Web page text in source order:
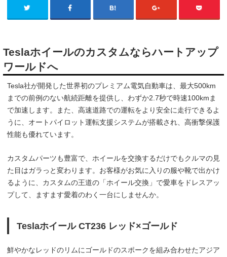
Teslaホイールのカスタムならハートアップ
ワールドへ
Tesla社が開発した世界初のプレミアム電気自動車は、最大500km
までの前例のない航続距離を提供し、わずか2.7秒で時速100kmま
で加速します。また、高速道路での運転をより安全に走行できるよ
うに、オートパイロット運転支援システムが搭載され、高衝撃保護
性能も優れています。
カスタムパーツも豊富で、ホイールを交換するだけでもクルマの見
た目はガラっと変わります。お客様がお気に入りの服や靴で出かけ
るように、カスタムの王道の「ホイール交換」で愛車をドレスアッ
プして、ますます愛着のわく一台にしませんか。
Teslaホイール CT236 レッド×ゴールド
鮮やかなレッドのリムにゴールドのスポークを組み合わせたアジア